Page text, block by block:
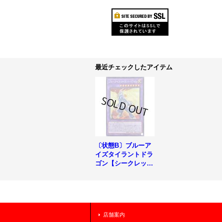
最近チェックしたアイテム
〔状態B〕ブルーア
イズタイラントドラ
ゴン【シークレッ
店舗案内